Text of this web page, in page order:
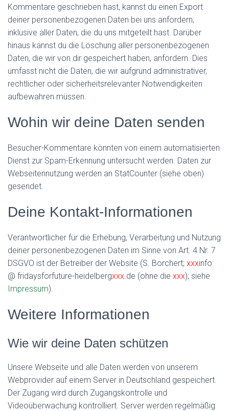
Kommentare geschrieben hast, kannst du einen Export
deiner personenbezogenen Daten bei uns anfordern,
inklusive aller Daten, die du uns mitgeteilt hast. Darüber
hinaus kannst du die Löschung aller personenbezogenen
Daten, die wir von dir gespeichert haben, anfordern. Dies
umfasst nicht die Daten, die wir aufgrund administrativer,
rechtlicher oder sicherheitsrelevanter Notwendigkeiten
aufbewahren müssen.
Wohin wir deine Daten senden
Besucher-Kommentare könnten von einem automatisierten
Dienst zur Spam-Erkennung untersucht werden. Daten zur
Webseitennutzung werden an StatCounter (siehe oben)
gesendet.
Deine Kontakt-Informationen
Verantwortlicher für die Erhebung, Verarbeitung und Nutzung
deiner personenbezogenen Daten im Sinne von Art. 4 Nr. 7
DSGVO ist der Betreiber der Website (S. Borchert; xxxinfo
@ fridaysforfuture-heidelbergxxx.de (ohne die xxx); siehe
Impressum).
Weitere Informationen
Wie wir deine Daten schützen
Unsere Webseite und alle Daten werden von unserem
Webprovider auf einem Server in Deutschland gespeichert.
Der Zugang wird durch Zugangskontrolle und
Videoüberwachung kontrolliert. Server werden regelmäßig